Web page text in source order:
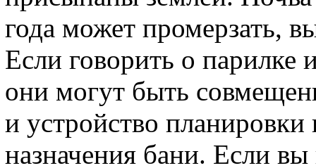
года может промерзать,
Если говорить о парилке
они могут быть
и устройство
назначения бани. Если вы